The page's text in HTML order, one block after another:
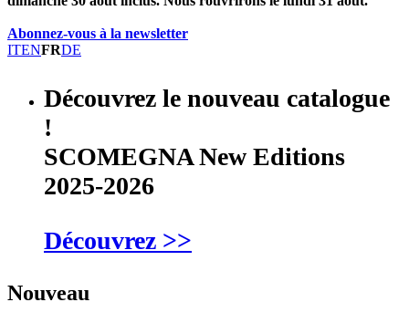
Abonnez-vous à la newsletter
ITENFRDE
Découvrez le nouveau catalogue
!
SCOMEGNA New Editions
2025-2026
Découvrez >>
Nouveau